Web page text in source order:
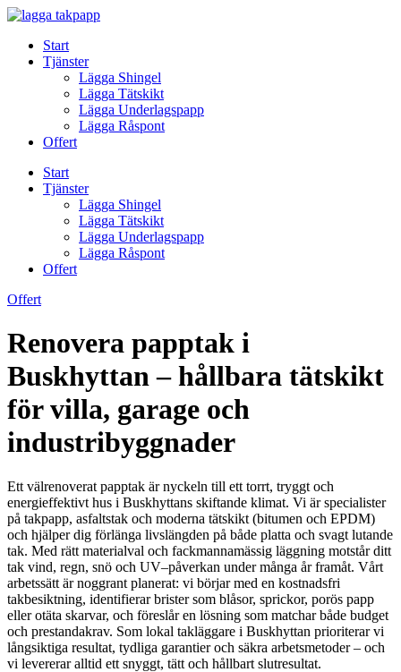
Skip
contentStart
Tjänster
Lägga Shingel
Lägga Tätskikt
Lägga Underlagspapp
Lägga Råspont
Offert
Start
Tjänster
Lägga Shingel
Lägga Tätskikt
Lägga Underlagspapp
Lägga Råspont
Offert
Offert
Renovera papptak i
Buskhyttan – hållbara tätskikt
för villa, garage och
industribyggnader
Ett välrenoverat papptak är nyckeln till ett torrt, tryggt och
energieffektivt hus i Buskhyttans skiftande klimat. Vi är specialister
på takpapp, asfaltstak och moderna tätskikt (bitumen och EPDM)
och hjälper dig förlänga livslängden på både platta och svagt lutande
tak. Med rätt materialval och fackmannamässig läggning motstår ditt
tak vind, regn, snö och UV–påverkan under många år framåt. Vårt
arbetssätt är noggrant planerat: vi börjar med en kostnadsfri
takbesiktning, identifierar brister som blåsor, sprickor, porös papp
eller otäta skarvar, och föreslår en lösning som matchar både budget
och prestandakrav. Som lokal takläggare i Buskhyttan prioriterar vi
långsiktiga resultat, tydliga garantier och säkra arbetsmetoder – och
vi levererar alltid ett snyggt, tätt och hållbart slutresultat.